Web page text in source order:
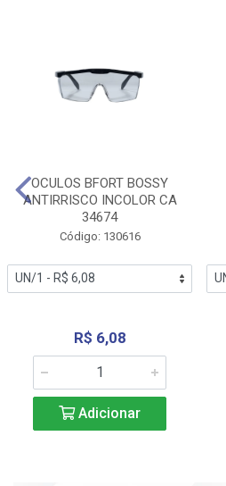
OCULOS BFORT BOSSY
ANTIRRISCO INCOLOR CA
34674
Código: 130616
R$ 6,08
Adicionar